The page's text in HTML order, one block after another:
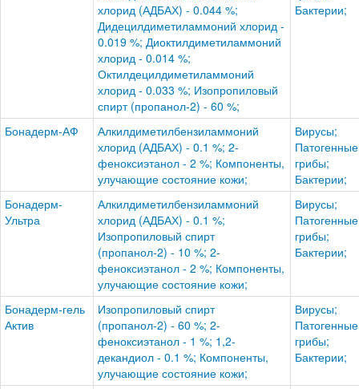
хлорид (АДБАХ) - 0.044 %;
Дидецилдиметиламмоний хлорид -
0.019 %; Диоктилдиметиламмоний
хлорид - 0.014 %;
Октилдецилдиметиламмоний
хлорид - 0.033 %; Изопропиловый
спирт (пропанол-2) - 60 %;
Бактерии;
Бонадерм-АФ
Алкилдиметилбензиламмоний
хлорид (АДБАХ) - 0.1 %; 2-
феноксиэтанол - 2 %; Компоненты,
улучающие состояние кожи;
Вирусы;
Патогенные
грибы;
Бактерии;
Бонадерм-
Ультра
Алкилдиметилбензиламмоний
хлорид (АДБАХ) - 0.1 %;
Изопропиловый спирт
(пропанол-2) - 10 %; 2-
феноксиэтанол - 2 %; Компоненты,
улучающие состояние кожи;
Вирусы;
Патогенные
грибы;
Бактерии;
Бонадерм-гель
Актив
Изопропиловый спирт
(пропанол-2) - 60 %; 2-
феноксиэтанол - 1 %; 1,2-
декандиол - 0.1 %; Компоненты,
улучающие состояние кожи;
Вирусы;
Патогенные
грибы;
Бактерии;